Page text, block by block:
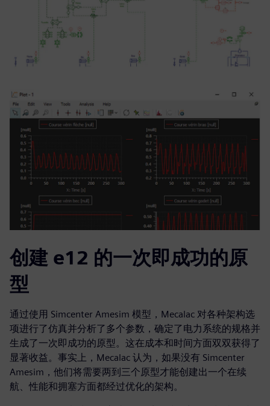
创建 e12 的一次即成功的原
型
通过使用 Simcenter Amesim 模型，Mecalac 对各种架构选
项进行了仿真并分析了多个参数，确定了电力系统的规格并
生成了一次即成功的原型。这在成本和时间方面双双获得了
显著收益。事实上，Mecalac 认为，如果没有 Simcenter
Amesim，他们将需要两到三个原型才能创建出一个在续
航、性能和拥塞方面都经过优化的架构。